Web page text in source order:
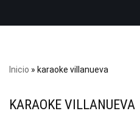
Inicio » karaoke villanueva
KARAOKE VILLANUEVA